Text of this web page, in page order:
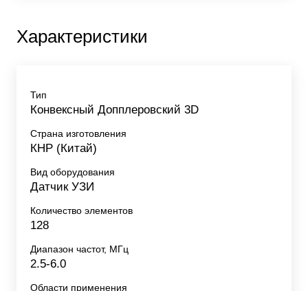
Характеристики
Тип
Конвексный Допплеровский 3D
Страна изготовления
КНР (Китай)
Вид оборудования
Датчик УЗИ
Количество элементов
128
Диапазон частот, МГц
2.5-6.0
Области применения